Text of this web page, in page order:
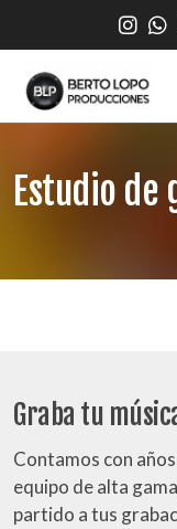
Estudio de
Graba tu
Contamos con
equipo de alta
partido a tus